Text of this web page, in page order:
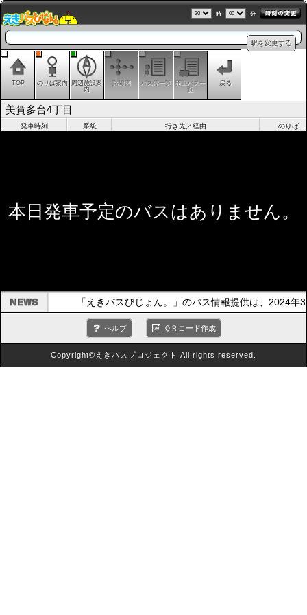
時 分
駅を変更する
TOP のりば案内
周辺施設案
内
路線図 バス停一覧 発車バス一
覧
戻る
美賀多台4丁目
発車時刻 系統 行き先／経由 のりば
本日発車予定のバスはありません。
「えきバスびじょん。」のバス情報提供は、2024
ヘルプ ＱＲコード作成
Copyright©えきバスプロジェクト All rights reserved.